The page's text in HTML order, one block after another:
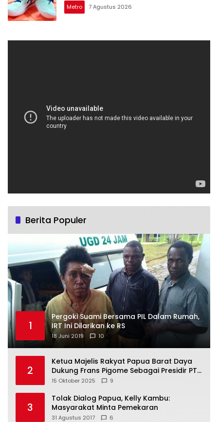
Metro 7 Agustus 2026
Berita Populer
1
Pergoki Suami Bersama PIL Dalam Rumah,
IRT Ini Dilarikan ke RS
18 Juni 2019 10
2
Ketua Majelis Rakyat Papua Barat Daya
Dukung Frans Pigome Sebagai Presidir PT
Freeport Indonesia
15 Oktober 2025 9
3
Tolak Dialog Papua, Kelly Kambu:
Masyarakat Minta Pemekaran
31 Agustus 2017 6